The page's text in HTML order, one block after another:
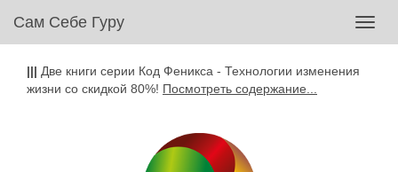
Сам Себе Гуру
||| Две книги серии Код Феникса - Технологии изменения
жизни со скидкой 80%! Посмотреть содержание...